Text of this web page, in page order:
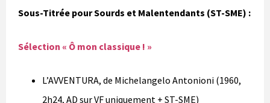
Sous-Titrée pour Sourds et Malentendants (ST-SME) :
Sélection « Ô mon classique ! »
L’AVVENTURA, de Michelangelo Antonioni (1960,
2h24, AD sur VF uniquement + ST-SME)